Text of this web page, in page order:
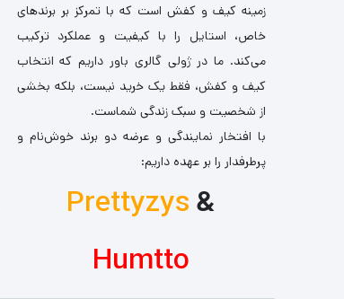
زمینه کیف و کفش است که با تمرکز بر برندهای
خاص، استایل را با کیفیت و عملکرد ترکیب
می‌کند. ما در ژولی گالری باور داریم که انتخاب
کیف و کفش، فقط یک خرید نیست، بلکه بخشی
از شخصیت و سبک زندگی شماست.
با افتخار نمایندگی و عرضه دو برند خوش‌نام و
پرطرفدار را بر عهده داریم:
Prettyzys&
Humtto